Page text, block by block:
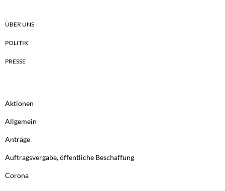
ÜBER UNS
POLITIK
PRESSE
Aktionen
Allgemein
Anträge
Auftragsvergabe, öffentliche Beschaffung
Corona